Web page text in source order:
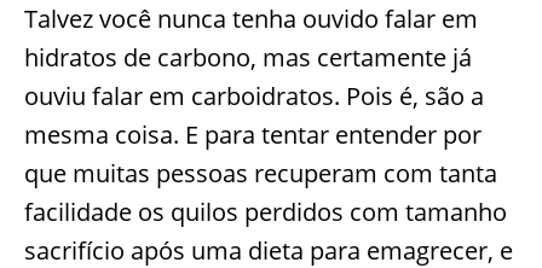
Talvez você nunca tenha ouvido falar em
hidratos de carbono, mas certamente já
ouviu falar em carboidratos. Pois é, são a
mesma coisa. E para tentar entender por
que muitas pessoas recuperam com tanta
facilidade os quilos perdidos com tamanho
sacrifício após uma dieta para emagrecer, e